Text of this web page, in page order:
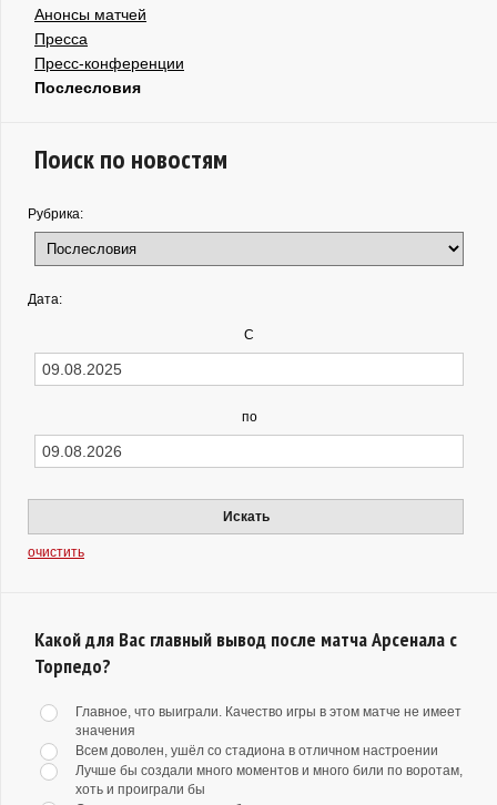
Анонсы матчей
Пресса
Пресс-конференции
Послесловия
Поиск по новостям
Рубрика:
Дата:
С
по
Искать
очистить
Какой для Вас главный вывод после матча Арсенала с
Торпедо?
Главное, что выиграли. Качество игры в этом матче не имеет
значения
Всем доволен, ушёл со стадиона в отличном настроении
Лучше бы создали много моментов и много били по воротам,
хоть и проиграли бы